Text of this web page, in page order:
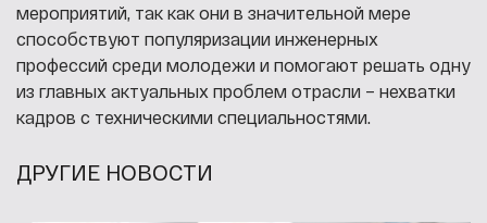
мероприятий, так как они в значительной мере
способствуют популяризации инженерных
профессий среди молодежи и помогают решать одну
из главных актуальных проблем отрасли – нехватки
кадров с техническими специальностями.
ДРУГИЕ НОВОСТИ